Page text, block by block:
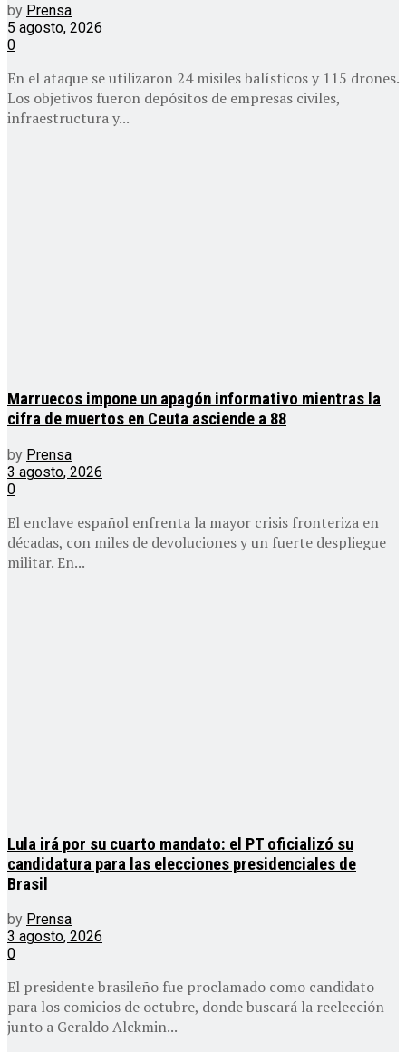
by Prensa
5 agosto, 2026
0
En el ataque se utilizaron 24 misiles balísticos y 115 drones.
Los objetivos fueron depósitos de empresas civiles,
infraestructura y...
Marruecos impone un apagón informativo mientras la
cifra de muertos en Ceuta asciende a 88
by Prensa
3 agosto, 2026
0
El enclave español enfrenta la mayor crisis fronteriza en
décadas, con miles de devoluciones y un fuerte despliegue
militar. En...
Lula irá por su cuarto mandato: el PT oficializó su
candidatura para las elecciones presidenciales de
Brasil
by Prensa
3 agosto, 2026
0
El presidente brasileño fue proclamado como candidato
para los comicios de octubre, donde buscará la reelección
junto a Geraldo Alckmin...